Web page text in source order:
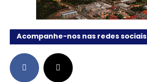
Acompanhe-nos nas redes sociais